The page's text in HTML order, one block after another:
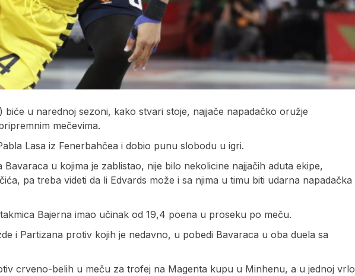
biće u narednoj sezoni, kako stvari stoje, najjače napadačko oružje
mečevima.
Lasa iz Fenerbahčea i dobio punu slobodu u igri.
u kojima je zablistao, nije bilo nekolicine najjačih aduta ekipe,
pa treba videti da li Edvards može i sa njima u timu biti udarna napadačka
Bajerna imao učinak od 19,4 poena u proseku po meču.
i Partizana protiv kojih je nedavno, u pobedi Bavaraca u oba duela sa
crveno-belih u meču za trofej na Magenta kupu u Minhenu, a u jednoj vrlo